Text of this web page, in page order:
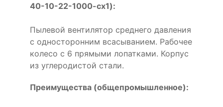
40-10-22-1000-cx1):
Пылевой вентилятор среднего давления
с односторонним всасыванием. Рабочее
колесо с 6 прямыми лопатками. Корпус
из углеродистой стали.
Преимущества (общепромышленное):